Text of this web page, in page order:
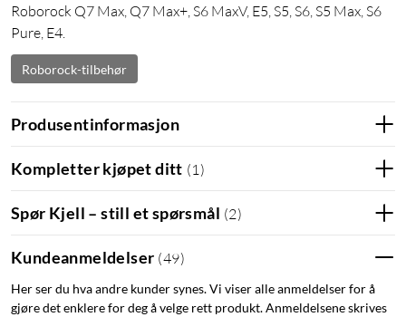
Roborock Q7 Max, Q7 Max+, S6 MaxV, E5, S5, S6, S5 Max, S6
Pure, E4.
Roborock-tilbehør
Produsentinformasjon
Kompletter kjøpet ditt (1 )
Spør Kjell – still et spørsmål (2)
Kundeanmeldelser (49)
Her ser du hva andre kunder synes. Vi viser alle anmeldelser for å
gjøre det enklere for deg å velge rett produkt. Anmeldelsene skrives